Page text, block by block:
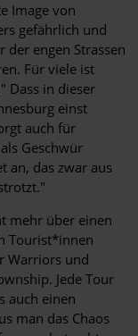
Image von
gefährlich und
engen Strassen
Für viele ist
Dass in dieser
einst
auch für
Geschwür
an, das zwar aus
mehr über einen
Tourist*innen
Warriors und
Jede Tour
auch einen
man das Chaos